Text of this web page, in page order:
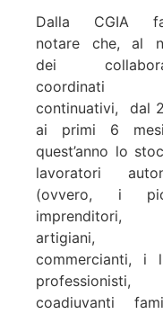
Dalla CGIA
notare che, al
dei
coordinati
continuativi,
dal
ai primi 6
quest’anno lo
lavoratori
(ovvero, i
commercianti, i
coadiuvanti